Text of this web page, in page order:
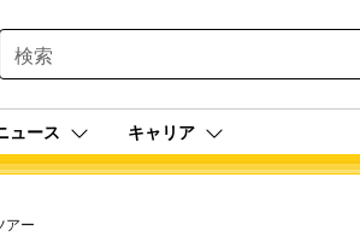
SEARCH
ュース キャリア
アー